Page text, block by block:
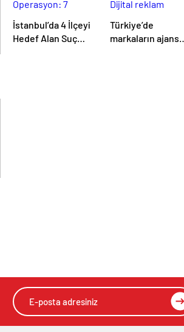
İstanbul’da 4 İlçeyi
Hedef Alan Suç
Türkiye’de
markaların ajans